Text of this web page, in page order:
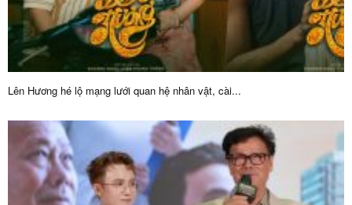
Lên Hương hé lộ mạng lưới quan hệ nhân vật, cài...